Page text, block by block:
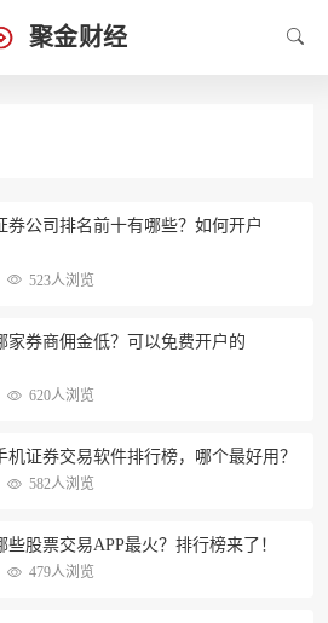
聚金财经
券公司排名前十有哪些？如何开户
523人浏览
家券商佣金低？可以免费开户的
620人浏览
机证券交易软件排行榜，哪个最好用？
582人浏览
些股票交易APP最火？排行榜来了！
479人浏览